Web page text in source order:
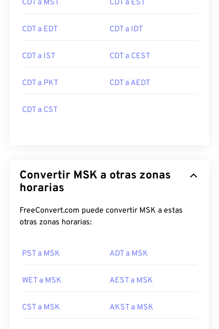
CDT a MST CDT a EST
CDT a EDT CDT a IDT
CDT a IST CDT a CEST
CDT a PKT CDT a AEDT
CDT a CST
Convertir MSK a otras zonas
horarias
FreeConvert.com puede convertir MSK a estas
otras zonas horarias:
PST a MSK ADT a MSK
WET a MSK AEST a MSK
CST a MSK AKST a MSK